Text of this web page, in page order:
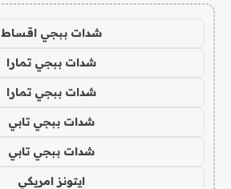
شدات ببجي اقساط
شدات ببجي تمارا
شدات ببجي تمارا
شدات ببجي تابي
شدات ببجي تابي
ايتونز امريكي